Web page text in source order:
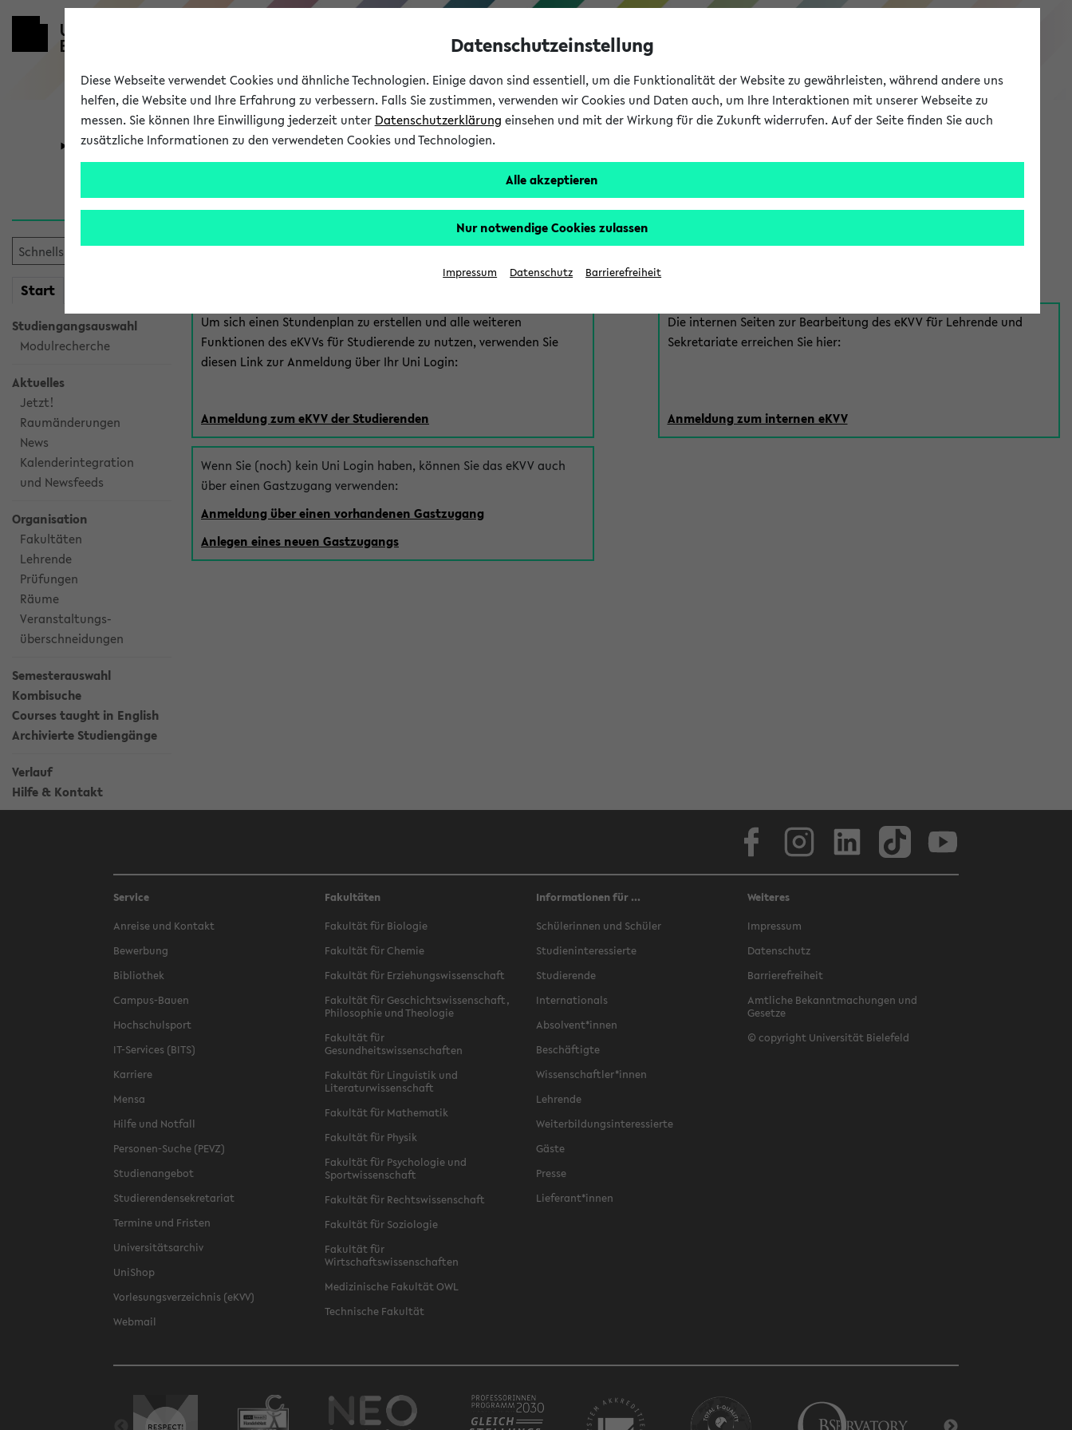
eKVV
Universität Forschung Studium
Start
Studiengangsauswahl
Modulrecherche
Aktuelles
Jetzt!
Raumänderungen
News
Kalenderintegration
und Newsfeeds
Organisation
Fakultäten
Lehrende
Prüfungen
Räume
Veranstaltungs-
überschneidungen
Semesterauswahl
Kombisuche
Courses taught in English
Archivierte Studiengänge
Verlauf
Hilfe & Kontakt
Anmeldung am eKVV
Es gibt mehrere Möglichkeiten zur Anmeldung am eKVV. Bitte wählen Sie die für Sie richtige aus:
Um sich einen Stundenplan zu erstellen und alle weiteren
Funktionen des eKVVs für Studierende zu nutzen, verwenden Sie
diesen Link zur Anmeldung über Ihr Uni Login:
Anmeldung zum eKVV der Studierenden
Wenn Sie (noch) kein Uni Login haben, können Sie das eKVV auch
über einen Gastzugang verwenden:
Anmeldung über einen vorhandenen Gastzugang
Anlegen eines neuen Gastzugangs
eKVV für Mitarbeiter*innen
Die internen Seiten zur Bearbeitung des eKVV für Lehrende und
Sekretariate erreichen Sie hier:
Anmeldung zum internen eKVV
Service
Anreise und Kontakt
Bewerbung
Bibliothek
Campus-Bauen
Hochschulsport
IT-Services (BITS)
Karriere
Mensa
Hilfe und Notfall
Personen-Suche (PEVZ)
Studienangebot
Studierendensekretariat
Termine und Fristen
Universitätsarchiv
UniShop
Vorlesungsverzeichnis (eKVV)
Webmail
Fakultäten
Fakultät für Biologie
Fakultät für Chemie
Fakultät für Erziehungswissenschaft
Fakultät für Geschichtswissenschaft,
Philosophie und Theologie
Fakultät für
Gesundheitswissenschaften
Fakultät für Linguistik und
Literaturwissenschaft
Fakultät für Mathematik
Fakultät für Physik
Fakultät für Psychologie und
Sportwissenschaft
Fakultät für Rechtswissenschaft
Fakultät für Soziologie
Fakultät für
Wirtschaftswissenschaften
Medizinische Fakultät OWL
Technische Fakultät
Informationen für ...
Schülerinnen und Schüler
Studieninteressierte
Studierende
Internationals
Absolvent*innen
Beschäftigte
Wissenschaftler*innen
Lehrende
Weiterbildungsinteressierte
Gäste
Presse
Lieferant*innen
Weiteres
Impressum
Datenschutz
Barrierefreiheit
Amtliche Bekanntmachungen und
Gesetze
© copyright Universität Bielefeld
Datenschutzeinstellung
Diese Webseite verwendet Cookies und ähnliche Technologien. Einige davon sind essentiell, um die Funktionalität der Website zu gewährleisten, während andere uns
helfen, die Website und Ihre Erfahrung zu verbessern. Falls Sie zustimmen, verwenden wir Cookies und Daten auch, um Ihre Interaktionen mit unserer Webseite zu
messen. Sie können Ihre Einwilligung jederzeit unter Datenschutzerklärung einsehen und mit der Wirkung für die Zukunft widerrufen. Auf der Seite finden Sie auch
zusätzliche Informationen zu den verwendeten Cookies und Technologien.
Alle akzeptieren
Nur notwendige Cookies zulassen
Impressum Datenschutz Barrierefreiheit